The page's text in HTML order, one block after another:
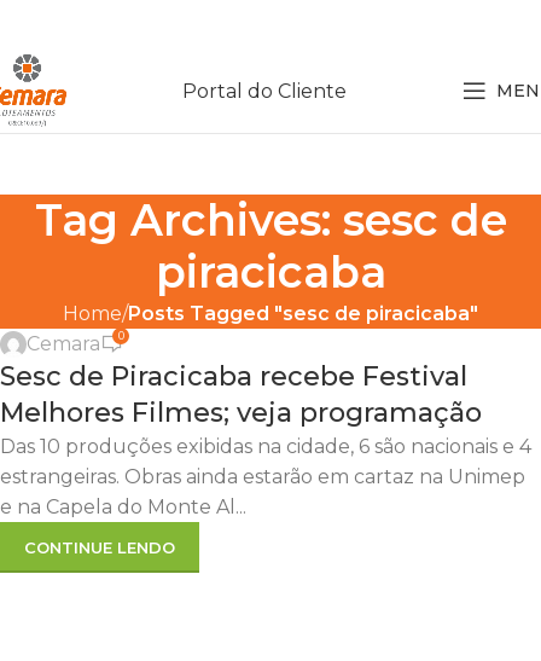
Portal do Cliente
Tag Archives: sesc de
piracicaba
Home Posts Tagged "sesc de piracicaba"
06
MAIO
LOTEAMENTO EM PIRACICABA
Cemara 0
Sesc de Piracicaba recebe Festival
Melhores Filmes; veja programação
Das 10 produções exibidas na cidade, 6 são nacionais e 4
estrangeiras. Obras ainda estarão em cartaz na Unimep
e na Capela do Monte Al...
CONTINUE LENDO